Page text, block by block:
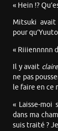
« Hein !?
Mitsuki
pour
« Riiiennnnn
Il y avait
ne pas
le faire en ce
« Laisse-moi
dans ma
suis traité ?